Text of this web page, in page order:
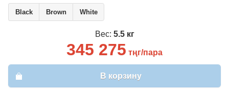
Black Brown White
Вес: 5.5 кг
345 275 тңг/пара
В корзину
Имя*
Пароль*